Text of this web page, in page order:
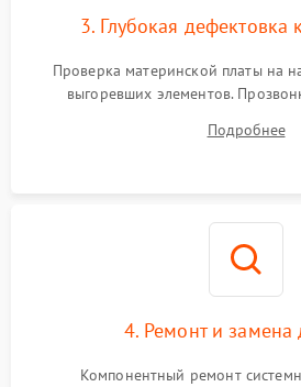
3. Глубокая дефектовка
Проверка материнской платы на
выгоревших элементов.
тестирование приводных
всасывания. Оценка состояния
Подробнее
4. Ремонт и замена
Компонентный ремонт